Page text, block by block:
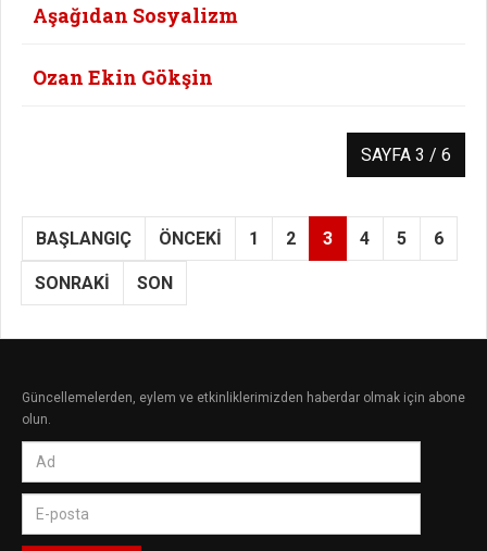
Aşağıdan Sosyalizm
Ozan Ekin Gökşin
SAYFA 3 / 6
BAŞLANGIÇ ÖNCEKI 1 2 3 4 5 6
SONRAKI SON
Güncellemelerden, eylem ve etkinliklerimizden haberdar olmak için abone
olun.